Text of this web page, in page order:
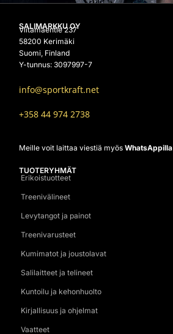
SALIMARKKU OY
Viitamäentie 237
58200 Kerimäki
Suomi, Finland
Y-tunnus: 3097997-7
info@sportkraft.net
+358 44 974 2738
Meille voit laittaa viestiä myös WhatsAppilla
TUOTERYHMÄT
Erikoistuotteet
Treenivälineet
Levytangot ja painot
Treenivarusteet
Kumimatot ja joustolavat
Salilaitteet ja telineet
Kuntoilu ja kehonhuolto
Kirjallisuus ja ohjelmat
Vaatteet